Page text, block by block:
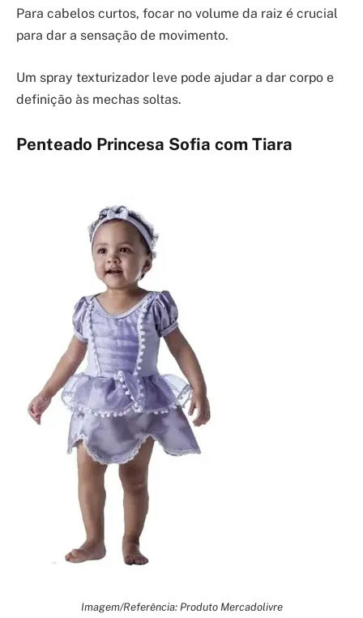
Para cabelos curtos, focar no volume da raiz é crucial
para dar a sensação de movimento.
Um spray texturizador leve pode ajudar a dar corpo e
definição às mechas soltas.
Penteado Princesa Sofia com Tiara
Imagem/Referência: Produto Mercadolivre